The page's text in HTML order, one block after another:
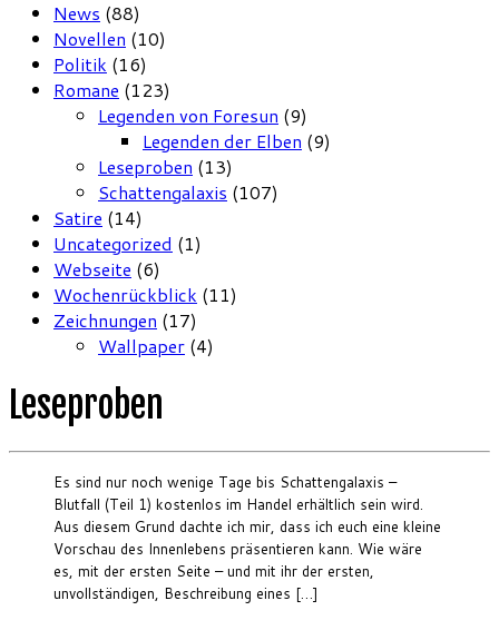
News (88)
Novellen (10)
Politik (16)
Romane (123)
Legenden von Foresun (9)
Legenden der Elben (9)
Leseproben (13)
Schattengalaxis (107)
Satire (14)
Uncategorized (1)
Webseite (6)
Wochenrückblick (11)
Zeichnungen (17)
Wallpaper (4)
Leseproben
Es sind nur noch wenige Tage bis Schattengalaxis –
Blutfall (Teil 1) kostenlos im Handel erhältlich sein wird.
Aus diesem Grund dachte ich mir, dass ich euch eine kleine
Vorschau des Innenlebens präsentieren kann. Wie wäre
es, mit der ersten Seite – und mit ihr der ersten,
unvollständigen, Beschreibung eines […]